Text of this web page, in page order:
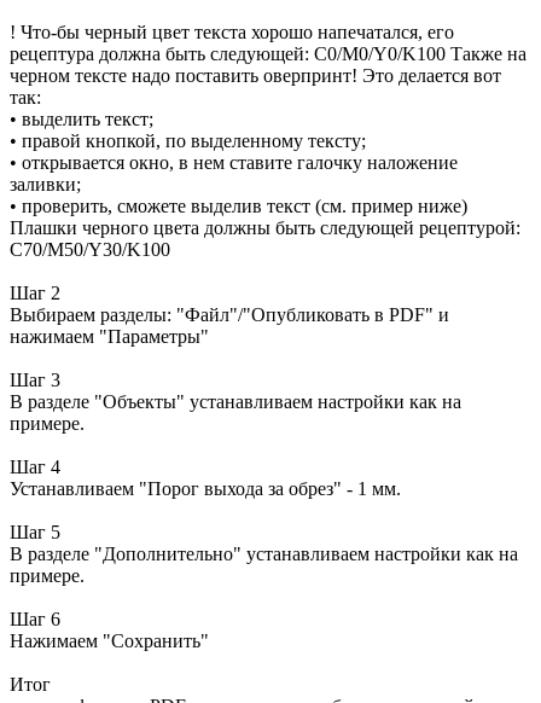
! Что-бы черный цвет текста хорошо напечатался, его
рецептура должна быть следующей: С0/M0/Y0/K100 Также на
черном тексте надо поставить оверпринт! Это делается вот
так:
• выделить текст;
• правой кнопкой, по выделенному тексту;
• открывается окно, в нем ставите галочку наложение
заливки;
• проверить, сможете выделив текст (см. пример ниже)
Плашки черного цвета должны быть следующей рецептурой:
С70/M50/Y30/K100
Шаг 2
Выбираем разделы: "Файл"/"Опубликовать в PDF" и
нажимаем "Параметры"
Шаг 3
В разделе "Объекты" устанавливаем настройки как на
примере.
Шаг 4
Устанавливаем "Порог выхода за обрез" - 1 мм.
Шаг 5
В разделе "Дополнительно" устанавливаем настройки как на
примере.
Шаг 6
Нажимаем "Сохранить"
Итог